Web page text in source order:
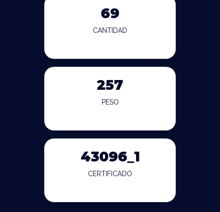
69
CANTIDAD
257
PESO
43096_1
CERTIFICADO